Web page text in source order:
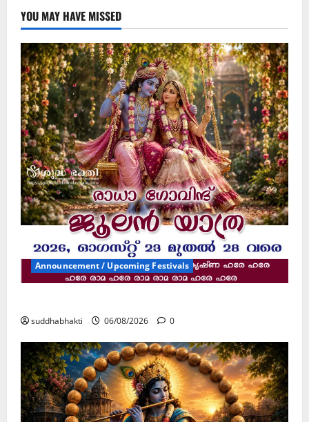
YOU MAY HAVE MISSED
Announcement / Upcoming Festivals
suddhabhakti 06/08/2026 0